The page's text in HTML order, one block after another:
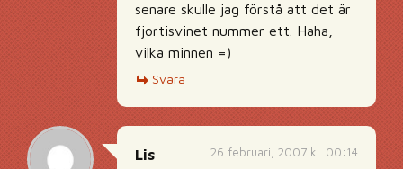
senare skulle jag förstå att det är
fjortisvinet nummer ett. Haha,
vilka minnen =)
Svara
26 februari, 2007 kl. 00:14
Lis